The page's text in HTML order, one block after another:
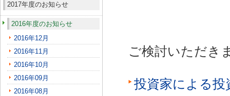
2017年度のお知らせ
2016年度のお知らせ
2016年12月
2016年11月
2016年10月
2016年09月
2016年08月
ご検討いただき
投資家による